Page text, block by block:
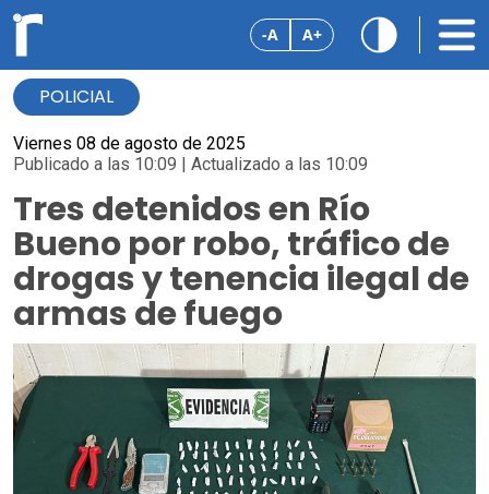
-A A+
POLICIAL
Viernes 08 de agosto de 2025
Publicado a las 10:09 | Actualizado a las 10:09
Tres detenidos en Río
Bueno por robo, tráfico de
drogas y tenencia ilegal de
armas de fuego